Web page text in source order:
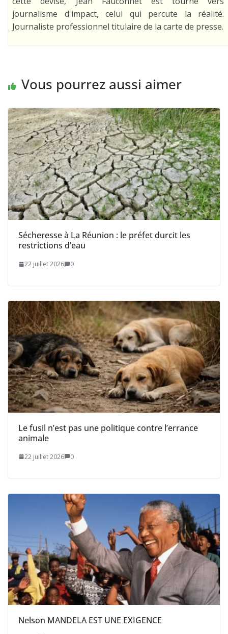
journalisme d'impact, celui qui percute la réalité.
Journaliste professionnel titulaire de la carte de presse.
Vous pourrez aussi aimer
Sécheresse à La Réunion : le préfet durcit les
restrictions d’eau
22 juillet 2026 0
Le fusil n’est pas une politique contre l’errance
animale
22 juillet 2026 0
Nelson MANDELA EST UNE EXIGENCE